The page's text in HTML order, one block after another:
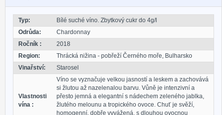
Typ:
Bílé suché víno. Zbytkový cukr do 4g/l
Odrůda:
Chardonnay
Ročník :
2018
Region:
Thrácká nižina - pobřeží Černého moře, Bulharsko
Vinařství:
Starosel
Vlastnosti
vína :
Víno se vyznačuje velkou jasností a leskem a zachovává
si žlutou až nazelenalou barvu. Vůně je intenzivní a
přesto jemná a elegantní s nádechem zeleného jablka,
žlutého melounu a tropického ovoce. Chuť je svěží,
homogenní, dobře vyvážená, s dlouhou ovocnou